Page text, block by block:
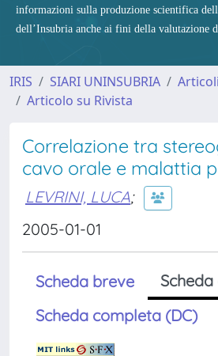
informazioni sulla produzione scientifica
dell’Insubria anche ai fini della valutazione
IRIS SIARI UNINSUBRIA
Articolo su Rivista
Correlazione tra
cavo orale e malattia
LEVRINI, LUCA;
2005-01-01
Scheda breve
Scheda completa (DC)